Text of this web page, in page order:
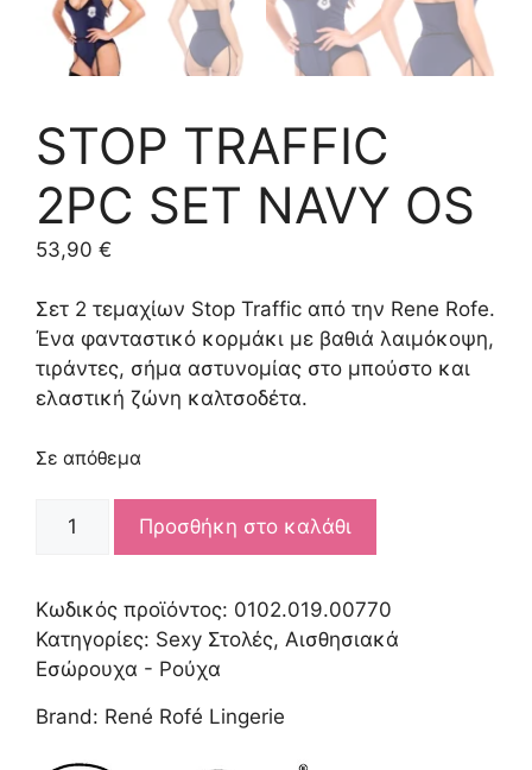
STOP TRAFFIC
2PC SET NAVY OS
53,90 €
Σετ 2 τεμαχίων Stop Traffic από την Rene Rofe.
Ένα φανταστικό κορμάκι με βαθιά λαιμόκοψη,
τιράντες, σήμα αστυνομίας στο μπούστο και
ελαστική ζώνη καλτσοδέτα.
Σε απόθεμα
STOP
SET
NAVY
OS
Προσθήκη στο καλάθι
Κωδικός προϊόντος: 0102.019.00770
Κατηγορίες: Sexy Στολές, Αισθησιακά
Εσώρουχα - Ρούχα
Brand: René Rofé Lingerie